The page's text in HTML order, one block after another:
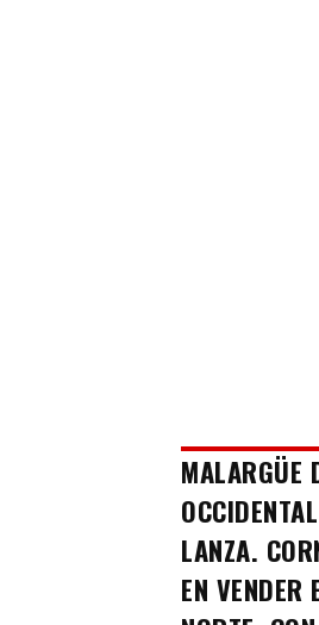
MALARGÜE
LANZA.
EN VENDER